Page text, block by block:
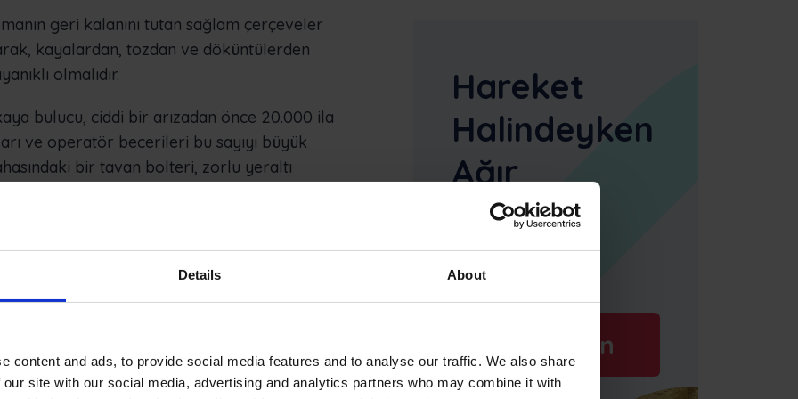
Details About
content and ads, to provide social media features and to analyse our traffic. We also share
site with our social media, advertising and analytics partners who may combine it with
geri kalanını tutan sağlam çerçeveler
kayalardan, tozdan ve döküntülerden
olmalıdır.
bulucu, ciddi bir arızadan önce 20.000 ila
ve operatör becerileri bu sayıyı büyük
bir tavan bolteri, zorlu yeraltı
çok daha az aşınmaya maruz kalacaktır.
madencilik araçlarının performansını en
bulucu şasisi her şeyi bir arada tutan bir
yağlarken, ayrıca çatlak, kesik, pas
her 500 saatte bir çerçevenin
Bozulur ve arızalanırsa, ekipmanın
Hareket
Halindeyken
Ağır
Ekipman
Yönetimi
Demo için